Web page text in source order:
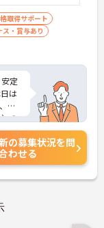
取得サポート
ス・賞与あり
定
は
プ
の
給
度
内研
大
を目
相
の募集状況を問
わせる